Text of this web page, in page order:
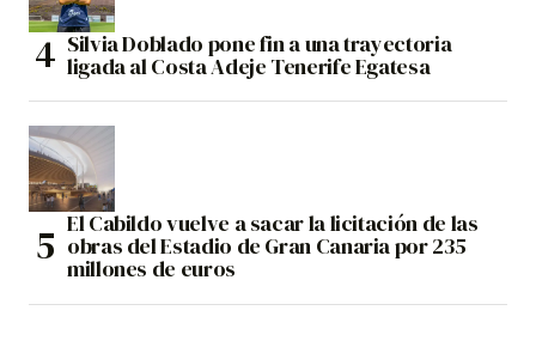
Silvia Doblado pone fin a una trayectoria
ligada al Costa Adeje Tenerife Egatesa
El Cabildo vuelve a sacar la licitación de las
obras del Estadio de Gran Canaria por 235
millones de euros